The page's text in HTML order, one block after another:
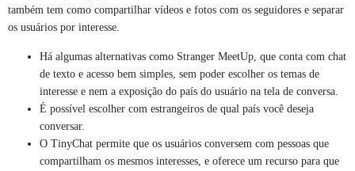
também tem como compartilhar vídeos e fotos com os seguidores e separar
os usuários por interesse.
Há algumas alternativas como Stranger MeetUp, que conta com chat
de texto e acesso bem simples, sem poder escolher os temas de
interesse e nem a exposição do país do usuário na tela de conversa.
É possível escolher com estrangeiros de qual país você deseja
conversar.
O TinyChat permite que os usuários conversem com pessoas que
compartilham os mesmos interesses, e oferece um recurso para que